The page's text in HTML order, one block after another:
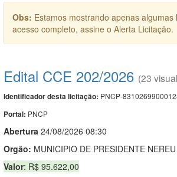
Obs: Estamos mostrando apenas algumas
acesso completo, assine o Alerta Licitação.
Edital CCE 202/2026 (23
Identificador desta licitação: PNCP-
Portal: PNCP
Abertura 24/08/2026 08:30
Orgão: MUNICIPIO DE PRESIDENTE NEREU
Valor: R$ 95.622,00